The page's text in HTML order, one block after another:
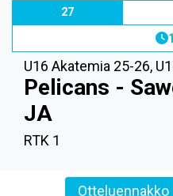
27
U16 Akatemia 25-26,
Pelicans -
JA
RTK 1
Otteluennakko